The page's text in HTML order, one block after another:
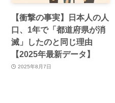
【衝撃の事実】日本人の人
口、1年で「都道府県が消
滅」したのと同じ理由
【2025年最新データ】
2025年8月7日